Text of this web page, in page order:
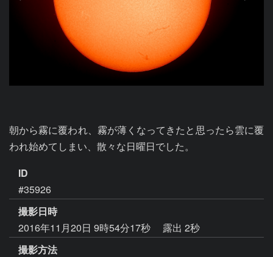
朝から霧に覆われ、霧が薄くなってきたと思ったら雲に覆
われ始めてしまい、散々な日曜日でした。
ID
#35926
撮影日時
2016年11月20日 9時54分17秒
露出 2秒
撮影方法